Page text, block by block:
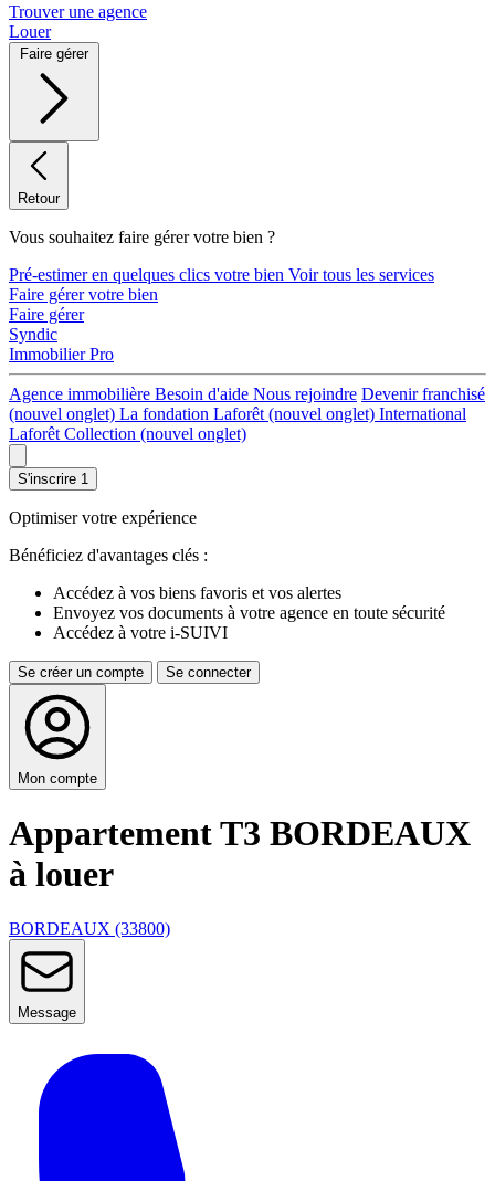
Trouver une agence
Louer
Faire gérer
Retour
Vous souhaitez faire gérer votre bien ?
Pré-estimer en quelques clics votre bien Voir tous les services
Faire gérer votre bien
Faire gérer
Syndic
Immobilier Pro
Agence immobilière Besoin d'aide Nous rejoindre Devenir franchisé
(nouvel onglet) La fondation Laforêt (nouvel onglet) International
Laforêt Collection (nouvel onglet)
S'inscrire 1
Optimiser votre expérience
Bénéficiez d'avantages clés :
Accédez à vos biens favoris et vos alertes
Envoyez vos documents à votre agence en toute sécurité
Accédez à votre i-SUIVI
Se créer un compte Se connecter
Mon compte
Appartement T3 BORDEAUX
à louer
BORDEAUX (33800)
Message